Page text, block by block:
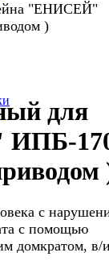
"ЕНИСЕЙ"
)
для
ИПБ-
с
с помощью
домкратом, в/